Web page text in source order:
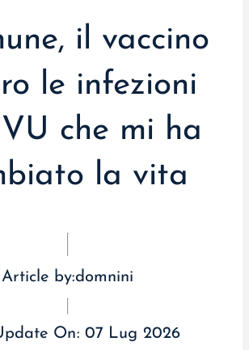
il vaccino
le infezioni
che mi ha
la vita
Article by:domnini
On: 07 Lug 2026